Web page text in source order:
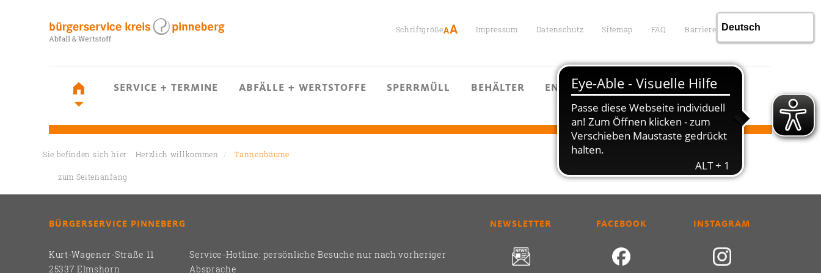
Schriftgröße Impressum Datenschutz Sitemap FAQ Barrierefreiheit
SERVICE + TERMINE ABFÄLLE + WERTSTOFFE SPERRMÜLL BEHÄLTER ENTGELTE KONTAKT
Sie befinden sich hier: Herzlich willkommen Tannenbäume
zum Seitenanfang
BÜRGERSERVICE PINNEBERG
Kurt-Wagener-Straße 11
25337 Elmshorn
Service-Hotline: persönliche Besuche nur nach vorheriger
Absprache
NEWSLETTER FACEBOOK INSTAGRAM